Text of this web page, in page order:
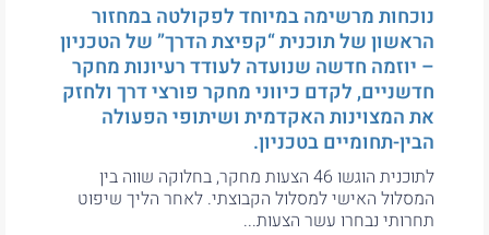
נוכחות מרשימה במיוחד לפקולטה במחזור
הראשון של תוכנית “קפיצת הדרך” של הטכניון
– יוזמה חדשה שנועדה לעודד רעיונות מחקר
חדשניים, לקדם כיווני מחקר פורצי דרך ולחזק
את המצוינות האקדמית ושיתופי הפעולה
הבין-תחומיים בטכניון.
לתוכנית הוגשו 46 הצעות מחקר, בחלוקה שווה בין
המסלול האישי למסלול הקבוצתי. לאחר הליך שיפוט
תחרותי נבחרו עשר הצעות...